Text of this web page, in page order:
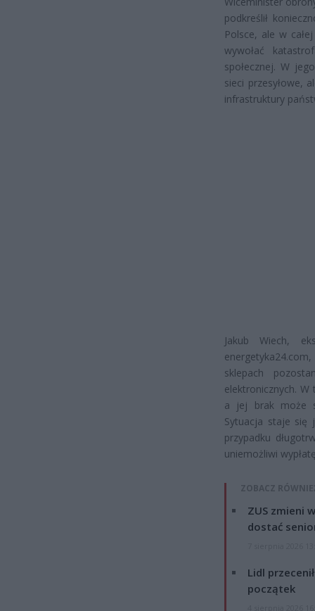
podkreślił
Polsce, ale w
wywołać
społecznej. W
sieci przesyłowe,
infrastruktury
Jakub Wiech,
sklepach
elektronicznych.
a jej brak może
Sytuacja staje się
przypadku
uniemożliwi
ZOBACZ
ZUS zmieni
dostać
Lidl
początek